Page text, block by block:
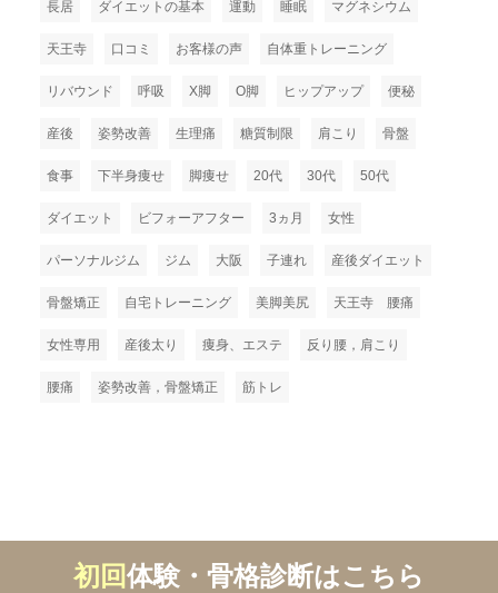
長居 ダイエットの基本 運動 睡眠 マグネシウム
天王寺 口コミ お客様の声 自体重トレーニング
リバウンド 呼吸 X脚 O脚 ヒップアップ 便秘
産後 姿勢改善 生理痛 糖質制限 肩こり 骨盤
食事 下半身痩せ 脚痩せ 20代 30代 50代
ダイエット ビフォーアフター 3ヵ月 女性
パーソナルジム ジム 大阪 子連れ 産後ダイエット
骨盤矯正 自宅トレーニング 美脚美尻 天王寺 腰痛
女性専用 産後太り 痩身、エステ 反り腰，肩こり
腰痛 姿勢改善，骨盤矯正 筋トレ
初回体験・骨格診断はこちら